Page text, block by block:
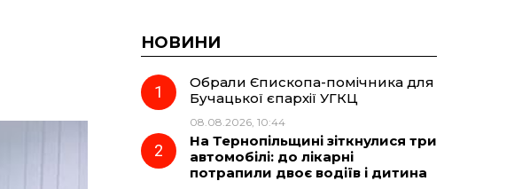
НОВИНИ
Обрали Єпископа-помічника для
Бучацької єпархії УГКЦ
08.08.2026, 10:44
На Тернопільщині зіткнулися три
автомобілі: до лікарні
потрапили двоє водіїв і дитина